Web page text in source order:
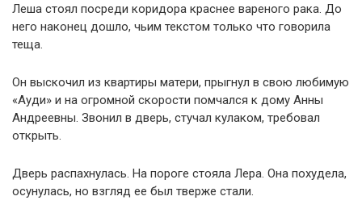
Леша стоял посреди коридора краснее вареного рака. До
него наконец дошло, чьим текстом только что говорила
теща.
Он выскочил из квартиры матери, прыгнул в свою любимую
«Ауди» и на огромной скорости помчался к дому Анны
Андреевны. Звонил в дверь, стучал кулаком, требовал
открыть.
Дверь распахнулась. На пороге стояла Лера. Она похудела,
осунулась, но взгляд ее был тверже стали.